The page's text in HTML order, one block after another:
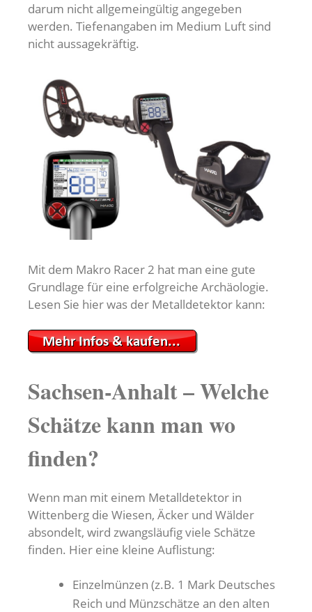
darum nicht allgemeingültig angegeben
werden. Tiefenangaben im Medium Luft sind
nicht aussagekräftig.
Mit dem Makro Racer 2 hat man eine gute
Grundlage für eine erfolgreiche Archäologie.
Lesen Sie hier was der Metalldetektor kann:
Sachsen-Anhalt – Welche
Schätze kann man wo
finden?
Wenn man mit einem Metalldetektor in
Wittenberg die Wiesen, Äcker und Wälder
absondelt, wird zwangsläufig viele Schätze
finden. Hier eine kleine Auflistung:
Einzelmünzen (z.B. 1 Mark Deutsches
Reich und Münzschätze an den alten